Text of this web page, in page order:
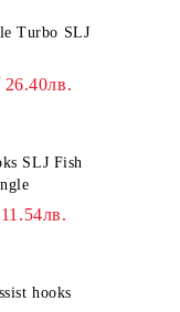
Turbo SLJ
26.40лв.
SLJ Fish
11.54лв.
hooks